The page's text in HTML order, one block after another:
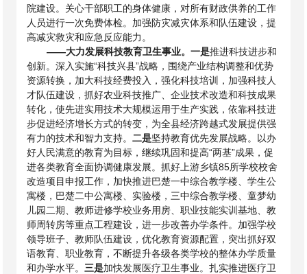
院建设。关心干部职工的身体健康，对所有财政供养的工作
人员进行一次免费体检。加强防灾减灾体系和队伍建设，提
高减灾救灾和应急反应能力。
——大力发展科技教育卫生事业。一是推进科技进步和
创新。深入实施“科技兴县”战略，围绕产业结构调整和优势
资源转换，加大科技经费投入，强化科技培训，加强科技人
才队伍建设，抓好农业科技推广、企业技术改造和科技成果
转化，使先进实用技术大规模运用于生产实践，依靠科技进
步促进经济增长方式的转变，为全县经济跨越式发展提供强
有力的技术和智力支持。二是坚持教育优先发展战略。以办
好人民满意的教育为目标，继续巩固和提高“两基”成果，促
进各类教育全面协调健康发展。抓好上游乡镇85所学校校舍
改造项目申报工作，加快推进巴楚一中综合教学楼、学生公
寓楼，巴楚二中公寓楼、实验楼，三中综合教学楼、童梦幼
儿园二期、教师进修学校业务用房、职业技能实训基地、教
师周转房等重点工程建设，进一步改善办学条件。加强学校
领导班子、教师队伍建设，优化教育资源配置，突出抓好双
语教育、职业教育，不断提升各级各类学校的整体办学质量
和办学水平。 三是加快发展医疗卫生事业。扎实推进医疗卫